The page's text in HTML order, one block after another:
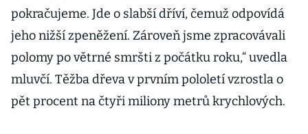
pokračujeme. Jde o slabší dříví, čemuž odpovídá
jeho nižší zpeněžení. Zároveň jsme zpracovávali
polomy po větrné smršti z počátku roku,“ uvedla
mluvčí. Těžba dřeva v prvním pololetí vzrostla o
pět procent na čtyři miliony metrů krychlových.